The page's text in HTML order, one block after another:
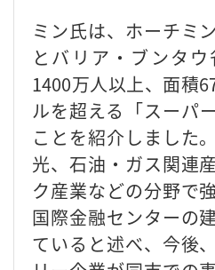
ミン氏は、ホーチミ
とバリア・ブンタ
1400万人以上、面積
ルを超える「スーパ
ことを紹介しました
光、石油・ガス関連
ク産業などの分野で
国際金融センターの
ていると述べ、今後